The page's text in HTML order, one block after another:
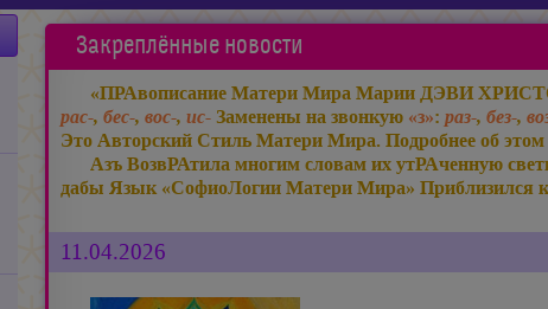
Закреплённые новости
«ПРАвописание Матери МираМарии ДЭВИ
рас-, бес-, вос-, ис-Заменены на звонкую «з»: раз-, без-,
Это Авторский Стиль Матери Мира. Подробнее об этом
Азъ ВозвРАтила многим словам их утРАченную
дабы Язык «СофиоЛогии Матери Мира»
11.04.2026